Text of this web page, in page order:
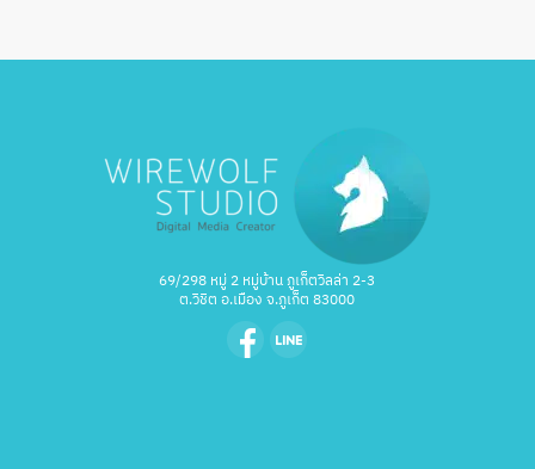
69/298 หมู่ 2 หมู่บ้าน ภูเก็ตวิลล่า 2-3
ต.วิชิต อ.เมือง จ.ภูเก็ต 83000